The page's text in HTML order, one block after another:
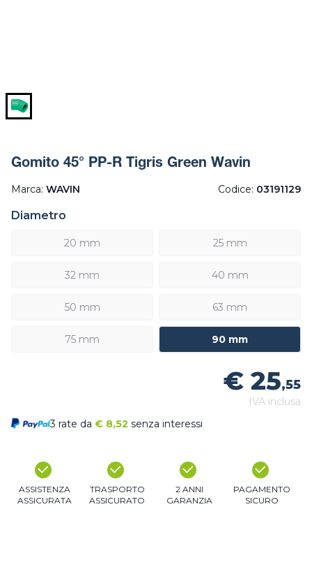
Gomito 45° PP-R Tigris Green Wavin
Marca: WAVIN Codice: 03191129
Diametro
20 mm 25 mm
32 mm 40 mm
50 mm 63 mm
75 mm 90 mm
€ 25,55
IVA inclusa
3 rate da € 8,52 senza interessi
ASSISTENZA
ASSICURATA
TRASPORTO
ASSICURATO
2 ANNI
GARANZIA
PAGAMENTO
SICURO